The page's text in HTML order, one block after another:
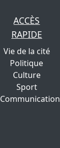
ACCÈS
RAPIDE
Vie de la cité
Politique
Culture
Sport
Communication